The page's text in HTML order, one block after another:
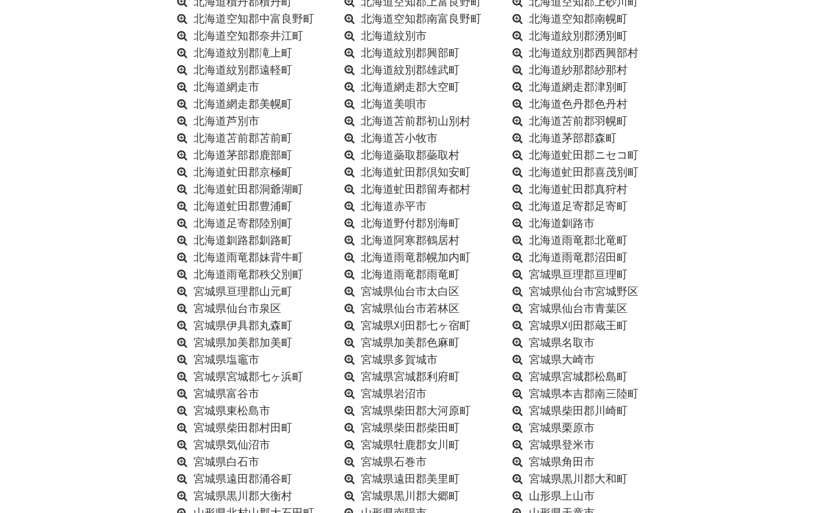
北海道空知郡中富良野町
北海道空知郡南富良野町
北海道空知郡南幌町
北海道空知郡奈井江町
北海道紋別市
北海道紋別郡湧別町
北海道紋別郡滝上町
北海道紋別郡興部町
北海道紋別郡西興部村
北海道紋別郡遠軽町
北海道紋別郡雄武町
北海道紗那郡紗那村
北海道網走市
北海道網走郡大空町
北海道網走郡津別町
北海道網走郡美幌町
北海道美唄市
北海道色丹郡色丹村
北海道芦別市
北海道苫前郡初山別村
北海道苫前郡羽幌町
北海道苫前郡苫前町
北海道苫小牧市
北海道茅部郡森町
北海道茅部郡鹿部町
北海道蘂取郡蘂取村
北海道虻田郡ニセコ町
北海道虻田郡京極町
北海道虻田郡倶知安町
北海道虻田郡喜茂別町
北海道虻田郡洞爺湖町
北海道虻田郡留寿都村
北海道虻田郡真狩村
北海道虻田郡豊浦町
北海道赤平市
北海道足寄郡足寄町
北海道足寄郡陸別町
北海道野付郡別海町
北海道釧路市
北海道釧路郡釧路町
北海道阿寒郡鶴居村
北海道雨竜郡北竜町
北海道雨竜郡妹背牛町
北海道雨竜郡幌加内町
北海道雨竜郡沼田町
北海道雨竜郡秩父別町
北海道雨竜郡雨竜町
宮城県亘理郡亘理町
宮城県亘理郡山元町
宮城県仙台市太白区
宮城県仙台市宮城野区
宮城県仙台市泉区
宮城県仙台市若林区
宮城県仙台市青葉区
宮城県伊具郡丸森町
宮城県刈田郡七ヶ宿町
宮城県刈田郡蔵王町
宮城県加美郡加美町
宮城県加美郡色麻町
宮城県名取市
宮城県塩竈市
宮城県多賀城市
宮城県大崎市
宮城県宮城郡七ヶ浜町
宮城県宮城郡利府町
宮城県宮城郡松島町
宮城県富谷市
宮城県岩沼市
宮城県本吉郡南三陸町
宮城県東松島市
宮城県柴田郡大河原町
宮城県柴田郡川崎町
宮城県柴田郡村田町
宮城県柴田郡柴田町
宮城県栗原市
宮城県気仙沼市
宮城県牡鹿郡女川町
宮城県登米市
宮城県白石市
宮城県石巻市
宮城県角田市
宮城県遠田郡涌谷町
宮城県遠田郡美里町
宮城県黒川郡大和町
宮城県黒川郡大衡村
宮城県黒川郡大郷町
山形県上山市